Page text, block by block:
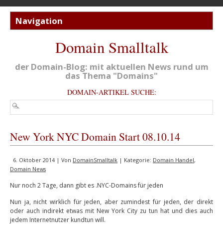
Domain Smalltalk
der Domain-Blog: mit aktuellen News rund um
das Thema "Domains"
DOMAIN-ARTIKEL SUCHE:
New York NYC Domain Start 08.10.14
6. Oktober 2014 | Von DomainSmalltalk | Kategorie: Domain Handel,
Domain News
Nur noch 2 Tage, dann gibt es .NYC-Domains für jeden
Nun ja, nicht wirklich für jeden, aber zumindest für jeden, der direkt
oder auch indirekt etwas mit New York City zu tun hat und dies auch
jedem Internetnutzer kundtun will.